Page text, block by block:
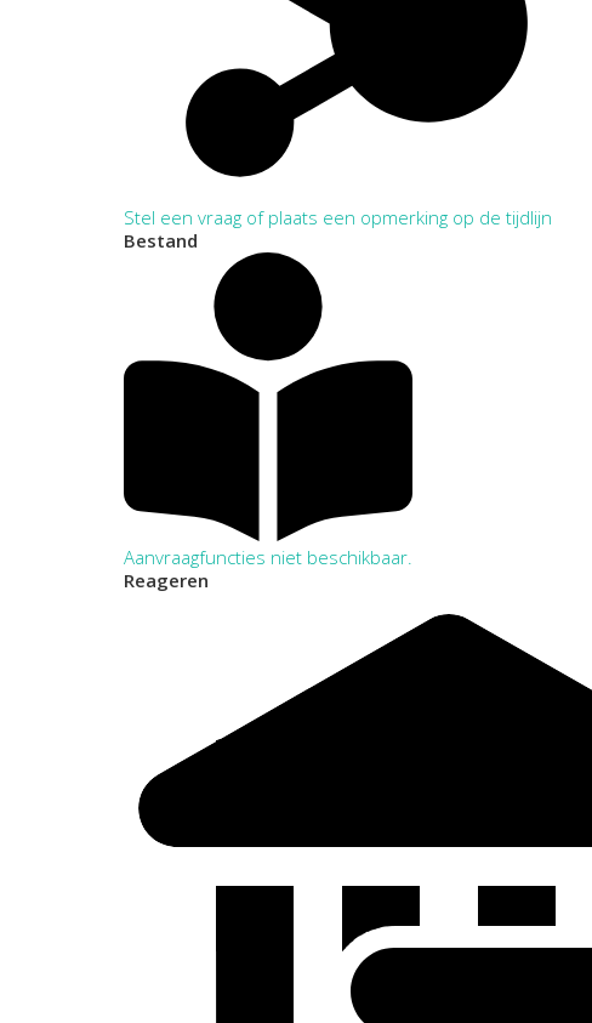
Stel een vraag of plaats een opmerking op de tijdlijn
Bestand
Aanvraagfuncties niet beschikbaar.
Reageren